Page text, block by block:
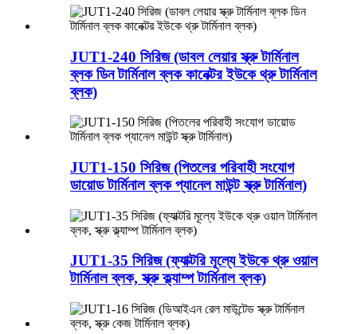
JUT1-240 সিরিজ (ডাবল লেয়ার স্ক্রু টার্মিনাল
ব্লক ডিন টার্মিনাল ব্লক কানেক্টর ইউকে থ্রু টার্মিনাল
ব্লক)
JUT1-150 সিরিজ (পিতলের পরিবাহী সংযোগ
ডায়োড টার্মিনাল ব্লক প্যানেল মাউন্ট স্ক্রু টার্মিনাল)
JUT1-35 সিরিজ (ফ্যাক্টরি মূল্যে ইউকে থ্রু ওয়াল
টার্মিনাল ব্লক, স্ক্রু ক্ল্যাম্প টার্মিনাল ব্লক)